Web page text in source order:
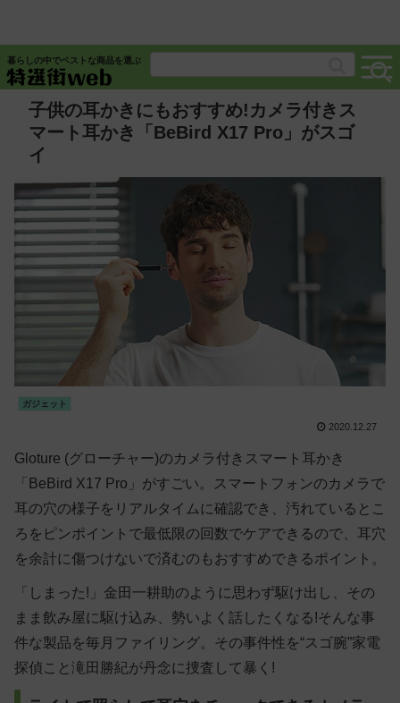
暮らしの中でベストな商品を選ぶ
子供の耳かきにもおすすめ!カメラ付きス
マート耳かき「BeBird X17 Pro」がスゴ
イ
ガジェット
2020.12.27
Gloture (グローチャー)のカメラ付きスマート耳かき
「BeBird X17 Pro」がすごい。スマートフォンのカメラで
耳の穴の様子をリアルタイムに確認でき、汚れているとこ
ろをピンポイントで最低限の回数でケアできるので、耳穴
を余計に傷つけないで済むのもおすすめできるポイント。
「しまった!」金田一耕助のように思わず駆け出し、その
まま飲み屋に駆け込み、勢いよく話したくなる!そんな事
件な製品を毎月ファイリング。その事件性を“スゴ腕”家電
探偵こと滝田勝紀が丹念に捜査して暴く!